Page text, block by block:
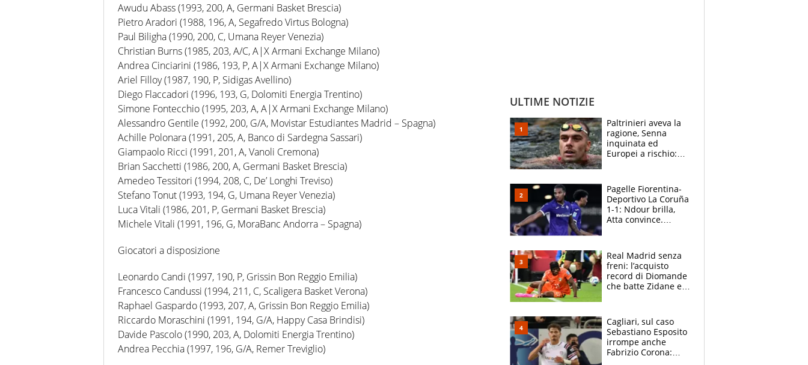
Awudu Abass (1993, 200, A, Germani Basket Brescia)
Pietro Aradori (1988, 196, A, Segafredo Virtus Bologna)
Paul Biligha (1990, 200, C, Umana Reyer Venezia)
Christian Burns (1985, 203, A/C, A|X Armani Exchange Milano)
Andrea Cinciarini (1986, 193, P, A|X Armani Exchange Milano)
Ariel Filloy (1987, 190, P, Sidigas Avellino)
Diego Flaccadori (1996, 193, G, Dolomiti Energia Trentino)
Simone Fontecchio (1995, 203, A, A|X Armani Exchange Milano)
Alessandro Gentile (1992, 200, G/A, Movistar Estudiantes Madrid – Spagna)
Achille Polonara (1991, 205, A, Banco di Sardegna Sassari)
Giampaolo Ricci (1991, 201, A, Vanoli Cremona)
Brian Sacchetti (1986, 200, A, Germani Basket Brescia)
Amedeo Tessitori (1994, 208, C, De’ Longhi Treviso)
Stefano Tonut (1993, 194, G, Umana Reyer Venezia)
Luca Vitali (1986, 201, P, Germani Basket Brescia)
Michele Vitali (1991, 196, G, MoraBanc Andorra – Spagna)
Giocatori a disposizione
Leonardo Candi (1997, 190, P, Grissin Bon Reggio Emilia)
Francesco Candussi (1994, 211, C, Scaligera Basket Verona)
Raphael Gaspardo (1993, 207, A, Grissin Bon Reggio Emilia)
Riccardo Moraschini (1991, 194, G/A, Happy Casa Brindisi)
Davide Pascolo (1990, 203, A, Dolomiti Energia Trentino)
Andrea Pecchia (1997, 196, G/A, Remer Treviglio)
ULTIME NOTIZIE
Paltrinieri aveva la
ragione, Senna
inquinata ed
Europei a rischio:
adesso
Pagelle Fiorentina-
Deportivo La Coruña
1-1: Ndour brilla,
Atta convince.
Real Madrid senza
freni: l’acquisto
record di Diomande
che batte Zidane e
Cagliari, sul caso
Sebastiano Esposito
irrompe anche
Fabrizio Corona: